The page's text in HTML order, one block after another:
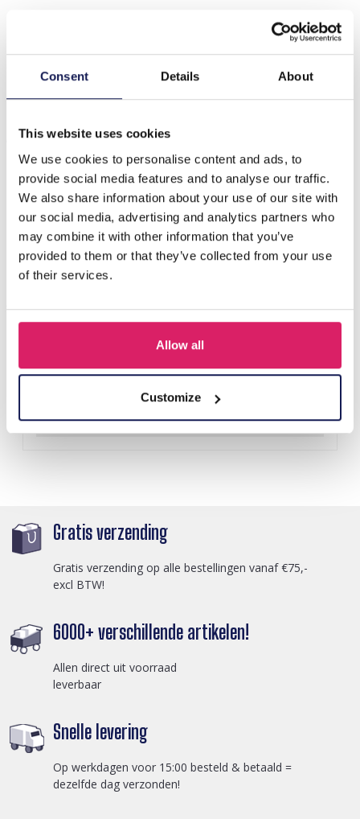
Consent Details About
This website uses cookies
We use cookies to personalise content and ads, to
provide social media features and to analyse our traffic.
We also share information about your use of our site with
our social media, advertising and analytics partners who
may combine it with other information that you’ve
provided to them or that they’ve collected from your use
of their services.
Allow all
Customize
C-F5.4 R2033-006S S. Steel Ring Black Agate
Anderen kochten ook
D-E2.3 R221-311-3 S. Steel Ring Adjustable
Details
Gratis verzending
Gratis verzending op alle bestellingen vanaf €75,-
excl BTW!
6000+ verschillende artikelen!
Allen direct uit voorraad
leverbaar
Snelle levering
Op werkdagen voor 15:00 besteld & betaald =
dezelfde dag verzonden!